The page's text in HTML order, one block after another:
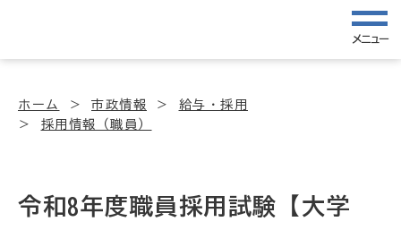
メニュー
ホーム 市政情報
給与・採用
採用情報（職員）
令和8年度職員採用試験【大学